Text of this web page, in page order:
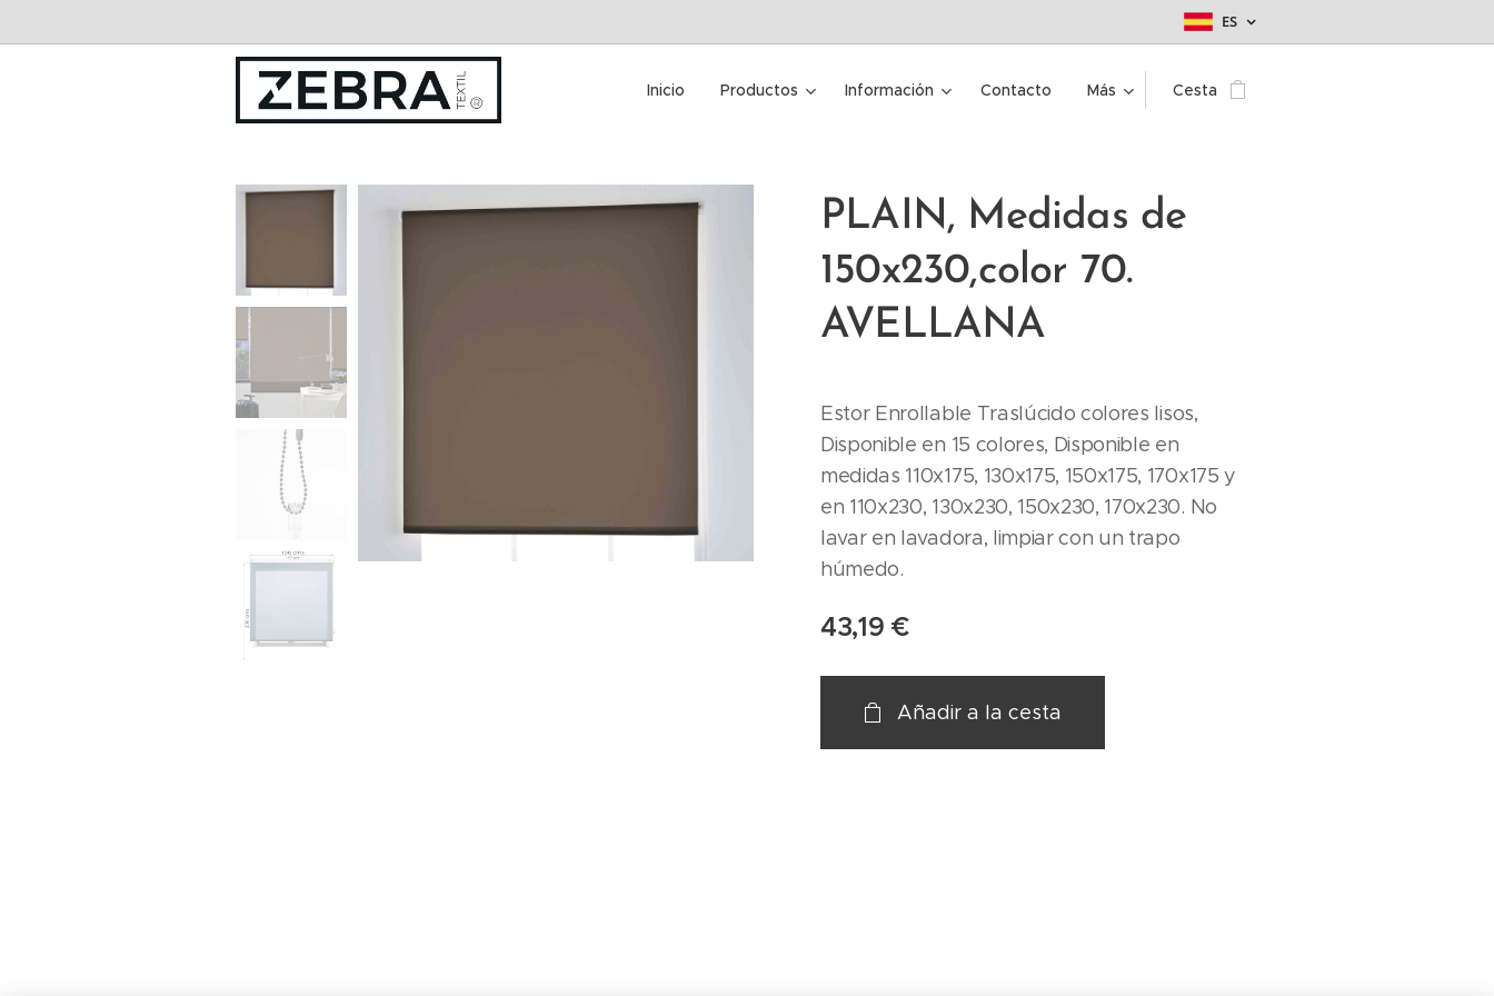
ES
Inicio Productos Información Contacto Más Cesta
PLAIN, Medidas de
150x230,color 70.
AVELLANA
Estor Enrollable Traslúcido colores lisos,
Disponible en 15 colores, Disponible en
medidas 110x175, 130x175, 150x175, 170x175 y
en 110x230, 130x230, 150x230, 170x230. No
lavar en lavadora, limpiar con un trapo
húmedo.
43,19 €
Añadir a la cesta